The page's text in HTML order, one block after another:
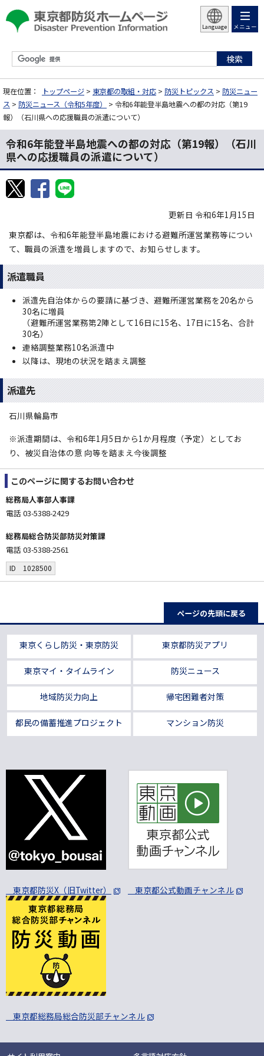
Language メニュー
現在位置： トップページ > 東京都の取組・対応 > 防災トピックス > 防災ニュー
ス > 防災ニュース（令和5年度）
> 令和6年能登半島地震への都の対応（第19
報）（石川県への応援職員の派遣について）
令和6年能登半島地震への都の対応（第19報）（石川
県への応援職員の派遣について）
更新日 令和6年1月15日
東京都は、令和6年能登半島地震における避難所運営業務等につい
て、職員の派遣を増員しますので、お知らせします。
派遣職員
派遣先自治体からの要請に基づき、避難所運営業務を20名から
30名に増員
（避難所運営業務第2陣として16日に15名、17日に15名、合計
30名）
連絡調整業務10名派遣中
以降は、現地の状況を踏まえ調整
派遣先
石川県輪島市
※派遣期間は、令和6年1月5日から1か月程度（予定）としてお
り、被災自治体の意 向等を踏まえ今後調整
このページに関するお問い合わせ
総務局人事部人事課
電話 03-5388-2429
総務局総合防災部防災対策課
電話 03-5388-2561
ID 1028500
ページの先頭に戻る
東京くらし防災・東京防災 東京都防災アプリ
東京マイ・タイムライン 防災ニュース
地域防災力向上 帰宅困難者対策
都民の備蓄推進プロジェクト マンション防災
東京都防災X（旧Twitter） 東京都公式動画チャンネル
東京都総務局総合防災部チャンネル